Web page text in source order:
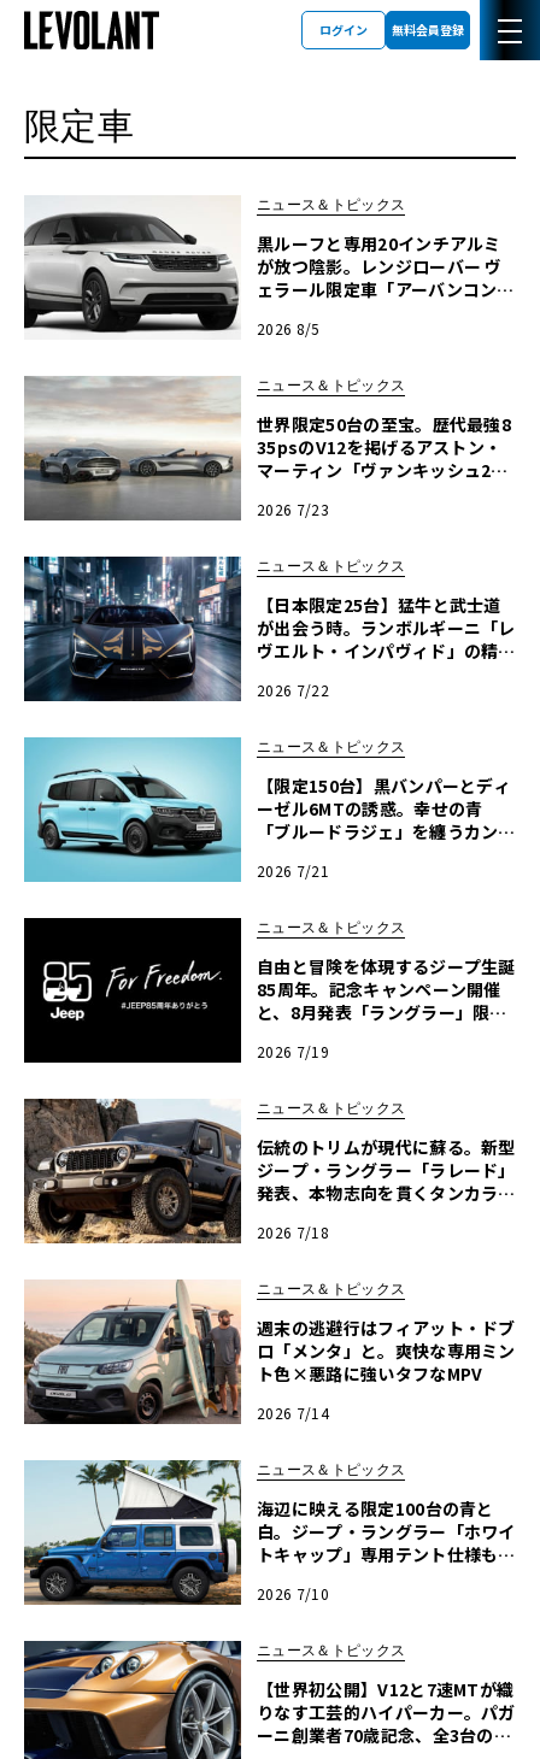
ログイン 無料会員登録
限定車
ニュース＆トピックス
黒ルーフと専用20インチアルミ
が放つ陰影。レンジローバー ヴ
ェラール限定車「アーバンコント
2026 8/5
ニュース＆トピックス
世界限定50台の至宝。歴代最強8
35psのV12を掲げるアストン・
マーティン「ヴァンキッシュ2
2026 7/23
ニュース＆トピックス
【日本限定25台】猛牛と武士道
が出会う時。ランボルギーニ「レ
ヴエルト・インパヴィド」の精緻
2026 7/22
ニュース＆トピックス
【限定150台】黒バンパーとディ
ーゼル6MTの誘惑。幸せの青
「ブルードラジェ」を纏うカング
2026 7/21
ニュース＆トピックス
自由と冒険を体現するジープ生誕
85周年。記念キャンペーン開催
と、8月発表「ラングラー」限定
2026 7/19
ニュース＆トピックス
伝統のトリムが現代に蘇る。新型
ジープ・ラングラー「ラレード」
発表、本物志向を貫くタンカラー
2026 7/18
ニュース＆トピックス
週末の逃避行はフィアット・ドブ
ロ「メンタ」と。爽快な専用ミン
ト色×悪路に強いタフなMPV
2026 7/14
ニュース＆トピックス
海辺に映える限定100台の青と
白。ジープ・ラングラー「ホワイ
トキャップ」専用テント仕様も抽
2026 7/10
ニュース＆トピックス
【世界初公開】V12と7速MTが織
りなす工芸的ハイパーカー。パガ
ーニ創業者70歳記念、全3台の第